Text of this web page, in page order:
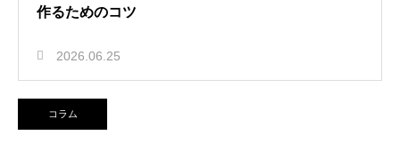
作るためのコツ
2026.06.25
コラム